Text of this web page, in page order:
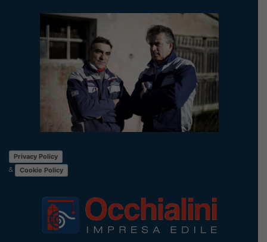
Privacy Policy
&
Cookie Policy